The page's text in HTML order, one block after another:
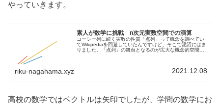
やっていきます。
素人が数学に挑戦 n次元実数空間での演算
コーシー列に続く実数の性質「点列」って概念を調べてい
てWikipediaを回遊していたんですけど、そこで泥沼にはま
りました。「点列」の舞台となるのが広大な概念的空間を
riku-nagahama.xyz 2021.12.08
高校の数学ではベクトルは矢印でしたが、学問の数学にお